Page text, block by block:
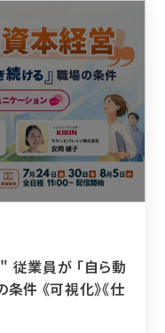
業員が 「自ら動
件 《可視化》《仕